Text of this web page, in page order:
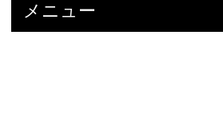
メニュー